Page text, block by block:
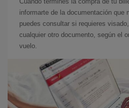
informarte de la documentación que
puedes consultar si requieres
cualquier otro documento, según el
vuelo.